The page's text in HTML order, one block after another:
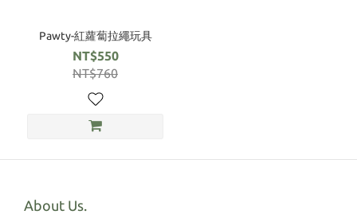
Pawty-紅蘿蔔拉繩玩具
NT$550
NT$760
About Us.